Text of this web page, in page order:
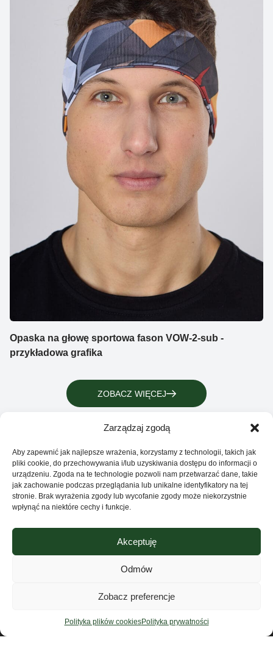
Zarządzaj zgodą
Aby zapewnić jak najlepsze wrażenia, korzystamy z technologii, takich jak
pliki cookie, do przechowywania i/lub uzyskiwania dostępu do informacji o
urządzeniu. Zgoda na te technologie pozwoli nam przetwarzać dane, takie
jak zachowanie podczas przeglądania lub unikalne identyfikatory na tej
stronie. Brak wyrażenia zgody lub wycofanie zgody może niekorzystnie
wpłynąć na niektóre cechy i funkcje.
Akceptuję
Odmów
Zobacz preferencje
Polityka plików cookiesPolityka prywatności
Opaska na głowę sportowa fason VOW-2-sub -
przykładowa grafika
ZOBACZ WIĘCEJ
Grupa Ventus Sp. z o.o.
Producent odzieży sportowej i reklamowej
NIP: 676-245-66-87 KRS 0000424254